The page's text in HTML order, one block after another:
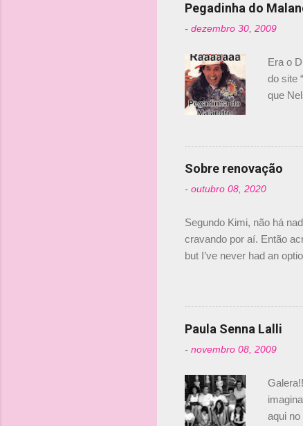
t
á
r
i
o
s
Pegadinha do
- dezembro 30, 2009
Era o
do site
que
Sobre renovação
- outubro 08, 2020
Segundo Kimi, não há
cravando por aí. Então
but I’ve never had an
falando sobre o fato do
@RGrosjean ! #EifelGP
Paula Senna Lalli
- novembro 08, 2009
aqui no